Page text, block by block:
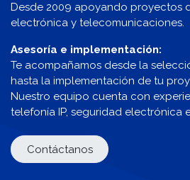
Desde 2009 apoyando proyectos
electrónica y telecomunicaciones.
Asesoría e implementación:
Te acompañamos desde la
hasta la implementación de tu
Nuestro equipo cuenta con
telefonía IP, seguridad electrónica
Contáctanos